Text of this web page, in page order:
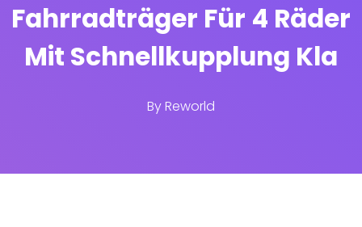
Fahrradträger Für 4 Räder
Mit Schnellkupplung Kla
ByReworld